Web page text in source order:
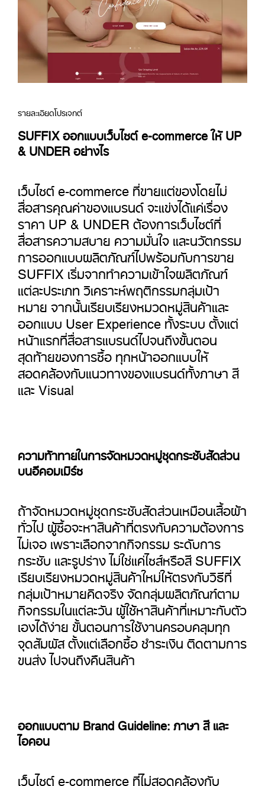
รายละเอียดโปรเจกต์
SUFFIX ออกแบบเว็บไซต์ e-commerce ให้ UP
& UNDER อย่างไร
เว็บไซต์ e-commerce ที่ขายแต่ของโดยไม่
สื่อสารคุณค่าของแบรนด์ จะแข่งได้แค่เรื่อง
ราคา UP & UNDER ต้องการเว็บไซต์ที่
สื่อสารความสบาย ความมั่นใจ และนวัตกรรม
การออกแบบผลิตภัณฑ์ไปพร้อมกับการขาย
SUFFIX เริ่มจากทำความเข้าใจผลิตภัณฑ์
แต่ละประเภท วิเคราะห์พฤติกรรมกลุ่มเป้า
หมาย จากนั้นเรียบเรียงหมวดหมู่สินค้าและ
ออกแบบ User Experience ทั้งระบบ ตั้งแต่
หน้าแรกที่สื่อสารแบรนด์ไปจนถึงขั้นตอน
สุดท้ายของการซื้อ ทุกหน้าออกแบบให้
สอดคล้องกับแนวทางของแบรนด์ทั้งภาษา สี
และ Visual
ความท้าทายในการจัดหมวดหมู่ชุดกระชับสัดส่วน
บนอีคอมเมิร์ซ
ถ้าจัดหมวดหมู่ชุดกระชับสัดส่วนเหมือนเสื้อผ้า
ทั่วไป ผู้ซื้อจะหาสินค้าที่ตรงกับความต้องการ
ไม่เจอ เพราะเลือกจากกิจกรรม ระดับการ
กระชับ และรูปร่าง ไม่ใช่แค่ไซส์หรือสี SUFFIX
เรียบเรียงหมวดหมู่สินค้าใหม่ให้ตรงกับวิธีที่
กลุ่มเป้าหมายคิดจริง จัดกลุ่มผลิตภัณฑ์ตาม
กิจกรรมในแต่ละวัน ผู้ใช้หาสินค้าที่เหมาะกับตัว
เองได้ง่าย ขั้นตอนการใช้งานครอบคลุมทุก
จุดสัมผัส ตั้งแต่เลือกซื้อ ชำระเงิน ติดตามการ
ขนส่ง ไปจนถึงคืนสินค้า
ออกแบบตาม Brand Guideline: ภาษา สี และ
ไอคอน
เว็บไซต์ e-commerce ที่ไม่สอดคล้องกับ